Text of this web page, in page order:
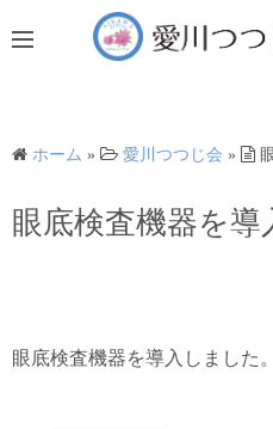
ン
キ
ホーム » 愛川つつじ会 »
眼底検査機器を導
眼底検査機器を導入しました。